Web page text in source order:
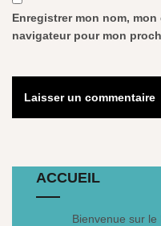
Enregistrer mon nom,
navigateur pour mon
ACCUEIL
Bienvenue sur le